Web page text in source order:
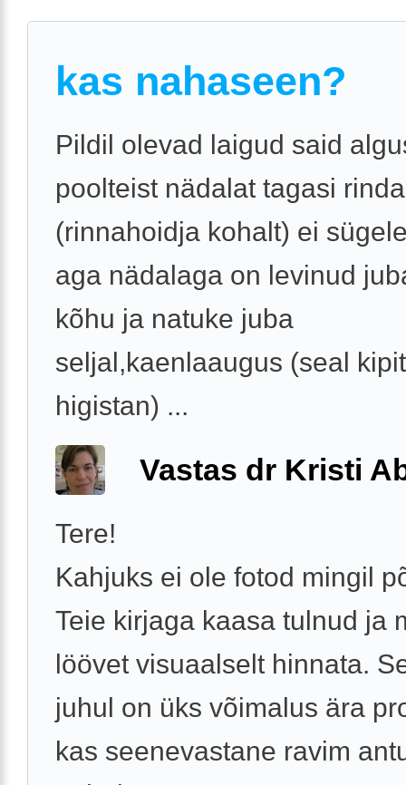
kas nahaseen?
Pildil olevad laigud said
poolteist nädalat tagasi
(rinnahoidja kohalt) ei
aga nädalaga on levinud
kõhu ja natuke juba
seljal,kaenlaaugus (seal
higistan) ...
Vastas dr Kristi
Tere!
Kahjuks ei ole fotod mingil
Teie kirjaga kaasa tulnud ja
löövet visuaalselt hinnata.
juhul on üks võimalus ära
kas seenevastane ravim